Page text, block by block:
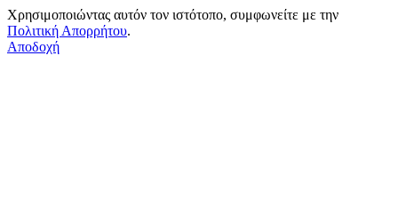
Χρησιμοποιώντας αυτόν τον ιστότοπο, συμφωνείτε με την
Πολιτική Απορρήτου.
Αποδοχή